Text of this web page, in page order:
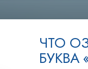
ЧТО
БУКВА